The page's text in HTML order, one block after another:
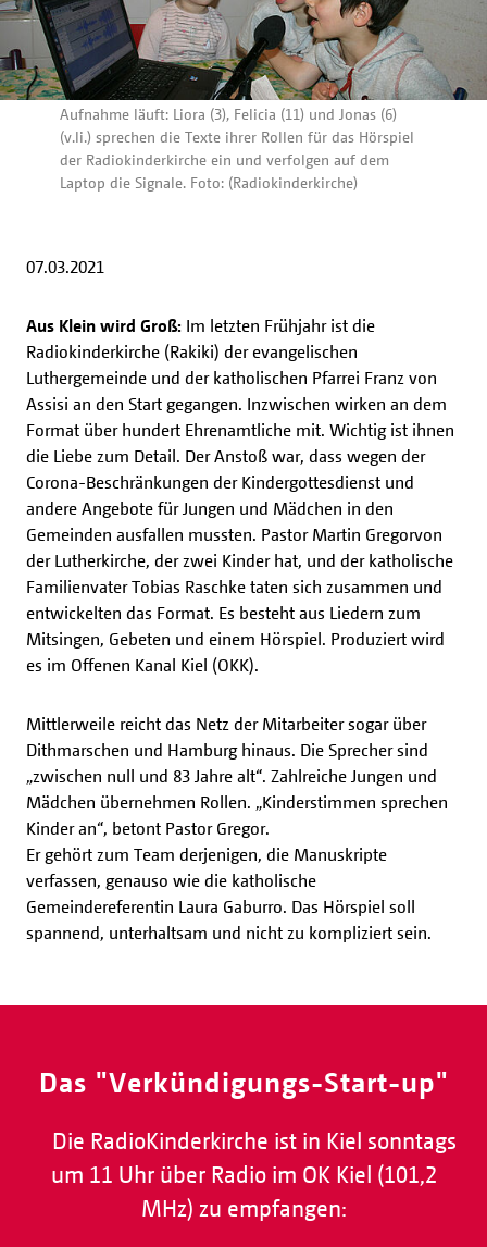
Aufnahme läuft: Liora (3), Felicia (11) und Jonas (6)
(v.li.) sprechen die Texte ihrer Rollen für das Hörspiel
der Radiokinderkirche ein und verfolgen auf dem
Laptop die Signale. Foto: (Radiokinderkirche)
07.03.2021
Aus Klein wird Groß: Im letzten Frühjahr ist die
Radiokinderkirche (Rakiki) der evangelischen
Luthergemeinde und der katholischen Pfarrei Franz von
Assisi an den Start gegangen. Inzwischen wirken an dem
Format über hundert Ehrenamtliche mit. Wichtig ist ihnen
die Liebe zum Detail. Der Anstoß war, dass wegen der
Corona-Beschränkungen der Kindergottesdienst und
andere Angebote für Jungen und Mädchen in den
Gemeinden ausfallen mussten. Pastor Martin Gregorvon
der Lutherkirche, der zwei Kinder hat, und der katholische
Familienvater Tobias Raschke taten sich zusammen und
entwickelten das Format. Es besteht aus Liedern zum
Mitsingen, Gebeten und einem Hörspiel. Produziert wird
es im Offenen Kanal Kiel (OKK).
Mittlerweile reicht das Netz der Mitarbeiter sogar über
Dithmarschen und Hamburg hinaus. Die Sprecher sind
„zwischen null und 83 Jahre alt“. Zahlreiche Jungen und
Mädchen übernehmen Rollen. „Kinderstimmen sprechen
Kinder an“, betont Pastor Gregor.
Er gehört zum Team derjenigen, die Manuskripte
verfassen, genauso wie die katholische
Gemeindereferentin Laura Gaburro. Das Hörspiel soll
spannend, unterhaltsam und nicht zu kompliziert sein.
Das "Verkündigungs-Start-up"
Die RadioKinderkirche ist in Kiel sonntags
um 11 Uhr über Radio im OK Kiel (101,2
MHz) zu empfangen: